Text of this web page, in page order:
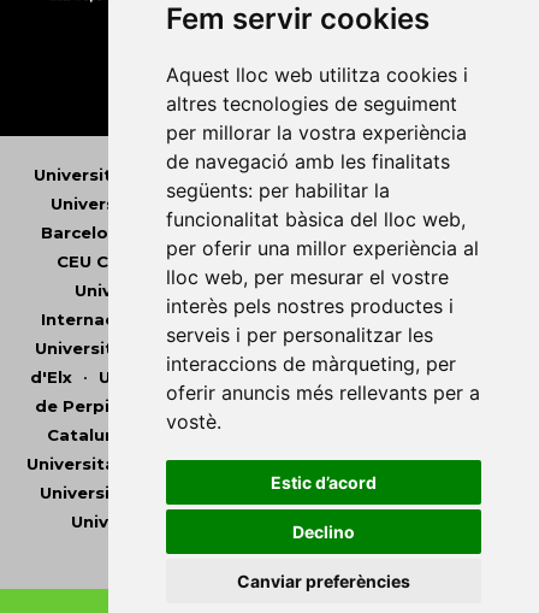
Fem servir cookies
Aquest lloc web utilitza cookies i
altres tecnologies de seguiment
per millorar la vostra experiència
de navegació amb les finalitats
següents: per habilitar la
funcionalitat bàsica del lloc web,
per oferir una millor experiència al
lloc web, per mesurar el vostre
interès pels nostres productes i
serveis i per personalitzar les
interaccions de màrqueting, per
oferir anuncis més rellevants per a
vostè.
Estic d’acord
Declino
Canviar preferències
Universitat Abat Oliba CEU•Universitat d'Alacant
Universitat d'Andorra•Universitat Autònoma de
Barcelona
Universitat de Barcelona•Universitat
CEU Cardenal Herrera•Universitat de Girona •
Universitat de les Illes Balears•
Universitat
Internacional de Catalunya•Universitat Jaume I
Universitat de Lleida• Universitat Miguel Hernández
d'Elx• Universitat Oberta de Catalunya•Universitat
de Perpinyà Via Domitia•Universitat Politècnica de
Catalunya
Universitat Politècnica de València
Universitat Pompeu Fabra•Universitat Ramon Llull
Universitat Rovira i Virgili
•Universitat de Sàsser
Universitat de València
• Universitat de Vic -
Universitat Central de Catalunya